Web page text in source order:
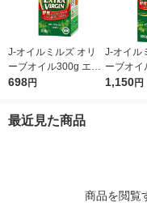
J-オイルミルズ オリ
ーブオイル300g エキ
ストラバージン スペ
L
698円
J-オイル
ーブオイ
ストラバ
1,150円
最近見た商品
商品を閲覧